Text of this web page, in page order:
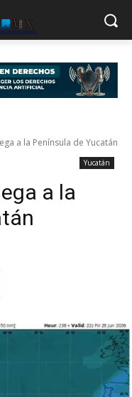
a la Península de Yucatán
Yucatán
a la